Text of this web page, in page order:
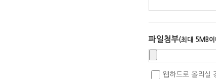
파일첨부(최대 5MB
웹하드로 올리실